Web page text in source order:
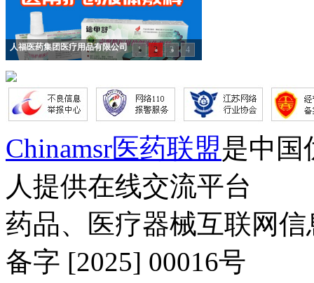
人福医药集团医疗用品有限公司 1 2 3 4
Chinamsr医药联盟是中国
人提供在线交流平台
药品、医疗器械互联网
备字 [2025] 00016号